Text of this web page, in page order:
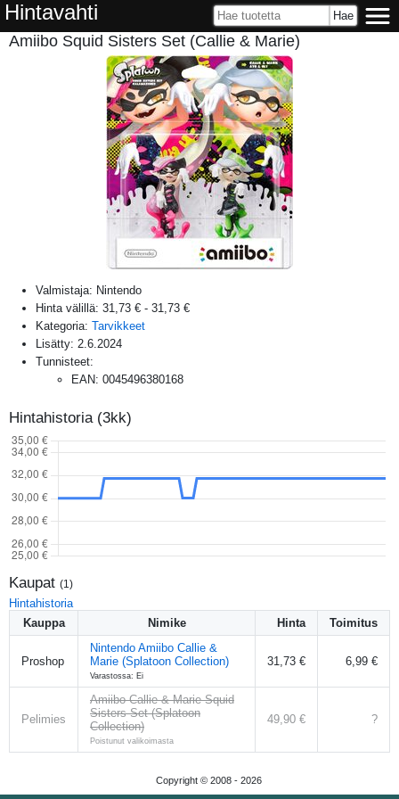
Hintavahti
Amiibo Squid Sisters Set (Callie & Marie)
Valmistaja: Nintendo
Hinta välillä: 31,73 € - 31,73 €
Kategoria: Tarvikkeet
Lisätty: 2.6.2024
Tunnisteet:
EAN: 0045496380168
Hintahistoria (3kk)
Kaupat (1 )
Hintahistoria
Kauppa
Nimike Hinta Toimitus
Proshop
Nintendo Amiibo Callie &
Marie (Splatoon Collection)
Varastossa: Ei
31,73 € 6,99 €
Pelimies
Amiibo Callie & Marie Squid
Sisters Set (Splatoon
Collection)
Poistunut valikoimasta
49,90 € ?
Copyright © 2008 - 2026